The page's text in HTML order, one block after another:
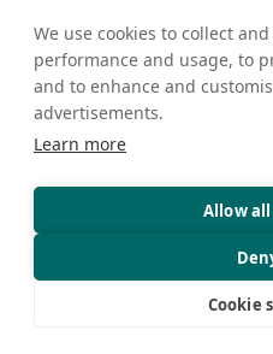
We use cookies to collect
performance and usage, to
and to enhance and
advertisements.
Learn more
Allow
Cookie
СВЯЗАТЬСЯ С НАМИ
Авторские права © 2026. Все права
Конфиденциальность